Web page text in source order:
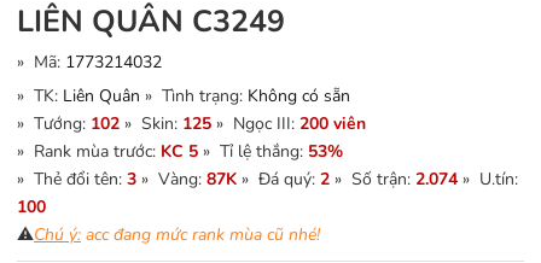
LIÊN QUÂN C3249
» Mã: 1773214032
» TK: Liên Quân » Tình trạng: Không có sẵn
» Tướng: 102 » Skin: 125 » Ngọc III: 200 viên
» Rank mùa trước: KC 5 » Tỉ lệ thắng: 53%
» Thẻ đổi tên: 3 » Vàng: 87K » Đá quý: 2 » Số trận: 2.074 » U.tín:
100
⚠️Chú ý: acc đang mức rank mùa cũ nhé!